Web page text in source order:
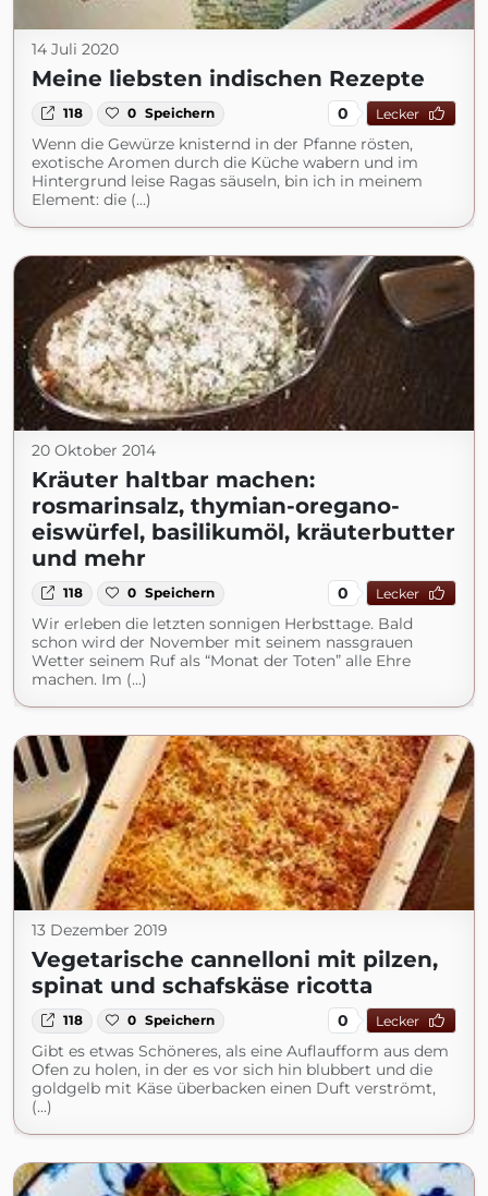
14 Juli 2020
Meine liebsten indischen Rezepte
118 0 Speichern 0 Lecker
Wenn die Gewürze knisternd in der Pfanne rösten,
exotische Aromen durch die Küche wabern und im
Hintergrund leise Ragas säuseln, bin ich in meinem
Element: die (...)
20 Oktober 2014
Kräuter haltbar machen:
rosmarinsalz, thymian-oregano-
eiswürfel, basilikumöl, kräuterbutter
und mehr
118 0 Speichern 0 Lecker
Wir erleben die letzten sonnigen Herbsttage. Bald
schon wird der November mit seinem nassgrauen
Wetter seinem Ruf als “Monat der Toten” alle Ehre
machen. Im (...)
13 Dezember 2019
Vegetarische cannelloni mit pilzen,
spinat und schafskäse ricotta
118 0 Speichern 0 Lecker
Gibt es etwas Schöneres, als eine Auflaufform aus dem
Ofen zu holen, in der es vor sich hin blubbert und die
goldgelb mit Käse überbacken einen Duft verströmt,
(...)